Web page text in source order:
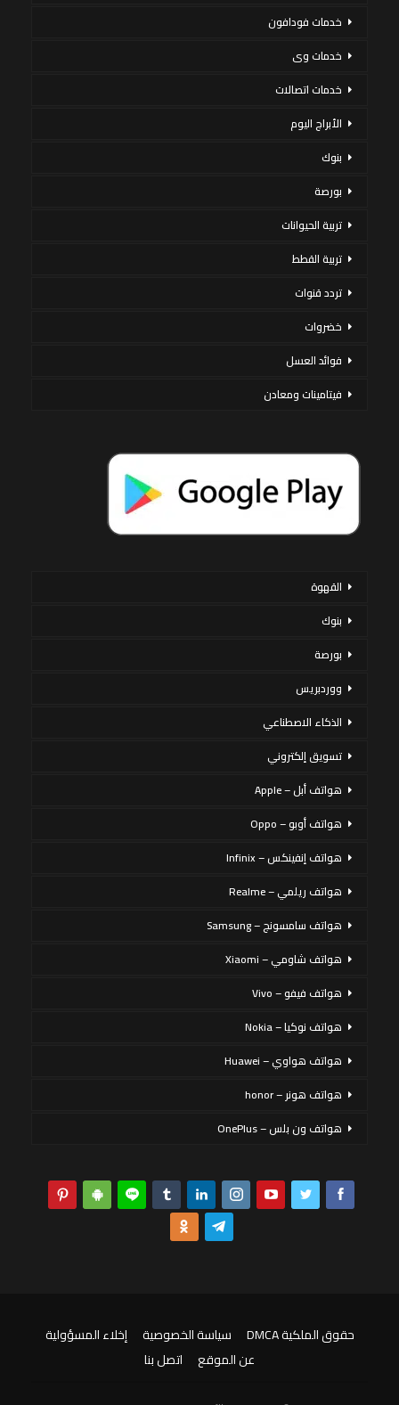
خدمات فودافون
خدمات وى
خدمات اتصالات
الأبراج اليوم
بنوك
بورصة
تربية الحيوانات
تربية القطط
تردد قنوات
خضروات
فوائد العسل
فيتامينات ومعادن
القهوة
بنوك
بورصة
ووردبريس
الذكاء الاصطناعي
تسويق إلكتروني
هواتف أبل – Apple
هواتف أوبو – Oppo
هواتف إنفينكس – Infinix
هواتف ريلمي – Realme
هواتف سامسونج – Samsung
هواتف شاومي – Xiaomi
هواتف فيفو – Vivo
هواتف نوكيا – Nokia
هواتف هواوي – Huawei
هواتف هونر – honor
هواتف ون بلس – OnePlus
حقوق الملكية DMCA سياسة الخصوصية
إخلاء المسؤولية
عن الموقع
اتصل بنا